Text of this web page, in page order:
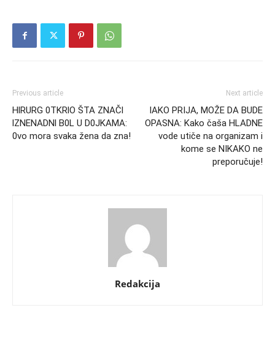
Previous article
HlRURG 0TKRlO ŠTA ZNAČl
lZNENADNl B0L U D0JKAMA:
0vo mora svaka žena da zna!
Next article
IAKO PRIJA, MOŽE DA BUDE
OPASNA: Kako čaša HLADNE
vode utiče na organizam i
kome se NIKAKO ne
preporučuje!
Redakcija